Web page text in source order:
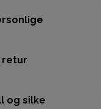
retur
og silke